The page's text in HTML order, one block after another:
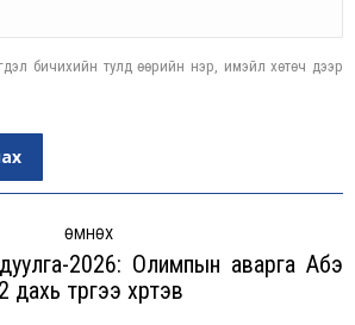
бичихийн тулд өөрийн нэр, имэйл хөтөч дээр
ӨМНӨХ
Previous
2026: Олимпын аварга Абэ
түрүүгээ хүртэв